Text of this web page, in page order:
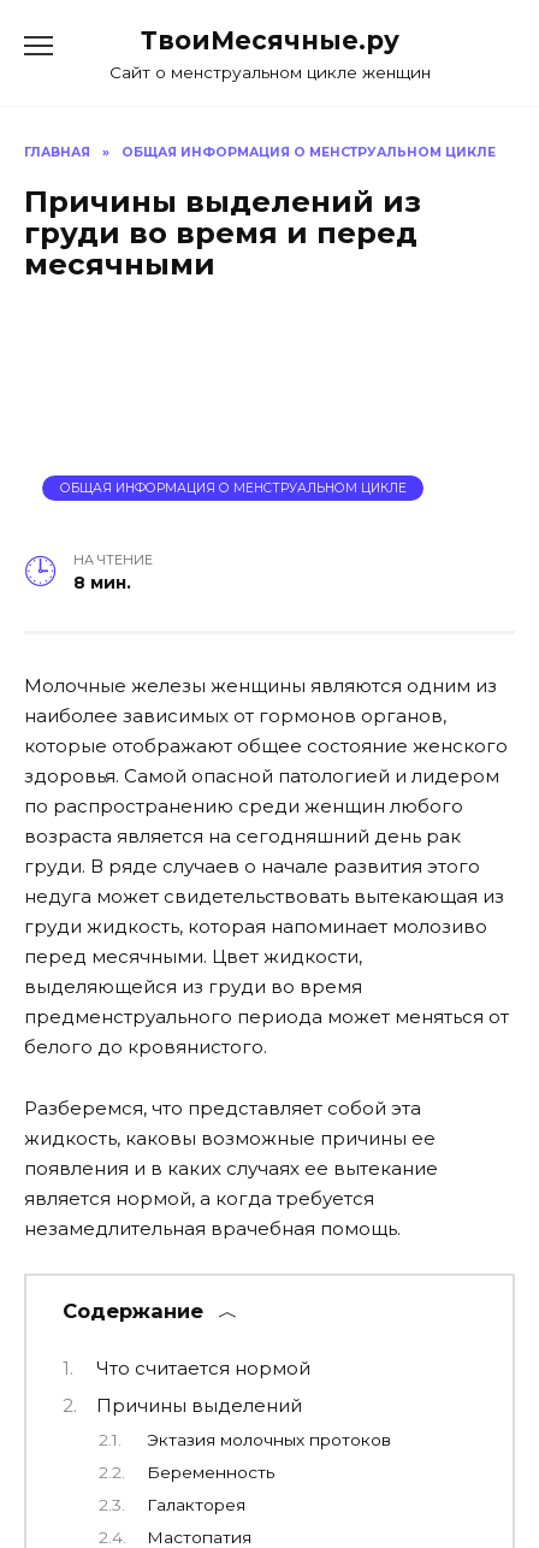
ТвоиМесячные.ру
Сайт о менструальном цикле женщин
ГЛАВНАЯ » ОБЩАЯ ИНФОРМАЦИЯ О МЕНСТРУАЛЬНОМ ЦИКЛЕ
Причины выделений из
груди во время и перед
месячными
ОБЩАЯ ИНФОРМАЦИЯ О МЕНСТРУАЛЬНОМ ЦИКЛЕ
НА ЧТЕНИЕ
8 мин.
Молочные железы женщины являются одним из
наиболее зависимых от гормонов органов,
которые отображают общее состояние женского
здоровья. Самой опасной патологией и лидером
по распространению среди женщин любого
возраста является на сегодняшний день рак
груди. В ряде случаев о начале развития этого
недуга может свидетельствовать вытекающая из
груди жидкость, которая напоминает молозиво
перед месячными. Цвет жидкости,
выделяющейся из груди во время
предменструального периода может меняться от
белого до кровянистого.
Разберемся, что представляет собой эта
жидкость, каковы возможные причины ее
появления и в каких случаях ее вытекание
является нормой, а когда требуется
незамедлительная врачебная помощь.
Содержание
Что считается нормой
Причины выделений
Эктазия молочных протоков
Беременность
Галакторея
Мастопатия